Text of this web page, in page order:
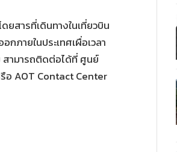
ยสารที่เดินทางในเที่ยวบิน
กภายในประเทศเผื่อเวลา
สามารถติดต่อได้ที่ ศูนย์
อ AOT Contact Center